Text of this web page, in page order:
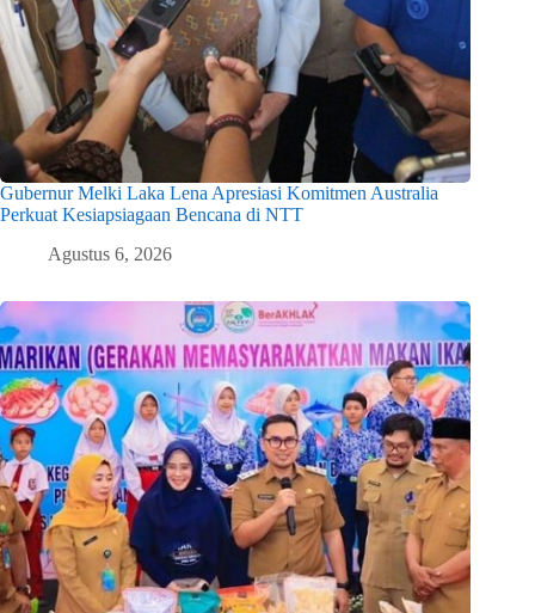
Gubernur Melki Laka Lena Apresiasi Komitmen Australia
Perkuat Kesiapsiagaan Bencana di NTT
Agustus 6, 2026